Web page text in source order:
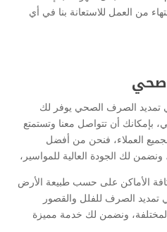
من العمل للاستعانة بنا في أي
صحي
تمديد الصرف الصحي يوفر لك
أن تتواصل معنا وتستمتع
لجميع العملاء، فنحن من أفضل
لك الجودة العالية للمواسير،
الأماكن على حسب طبيعة الأرض
تمديد الصرف للفلل والقصور
ونضمن لك خدمة مميزة